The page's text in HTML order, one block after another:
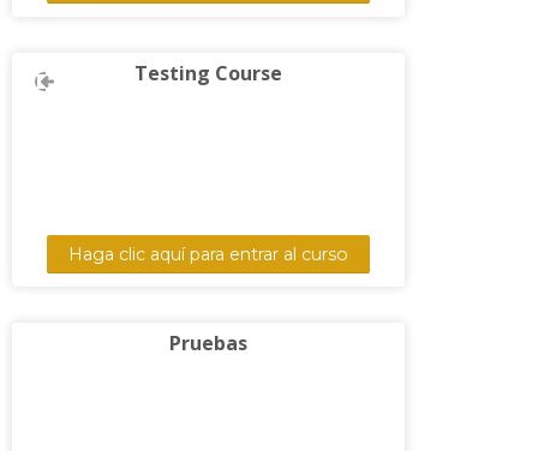
Testing Course
Haga clic aquí para entrar al curso
Pruebas